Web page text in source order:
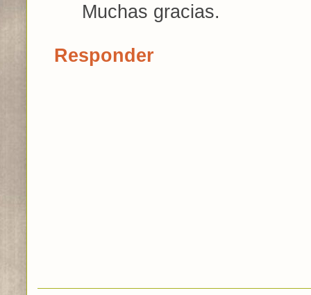
Muchas gracias.
Responder